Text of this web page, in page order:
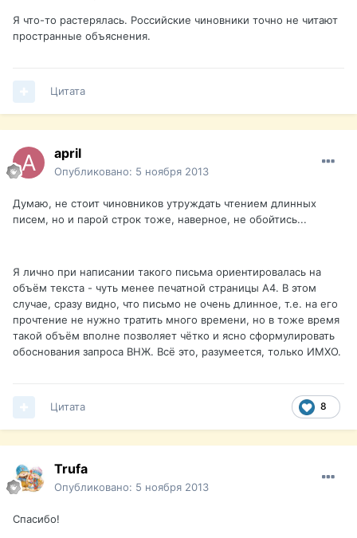
Я что-то растерялась. Российские чиновники точно не читают
пространные объяснения.
Цитата
april
Опубликовано: 5 ноября 2013
Думаю, не стоит чиновников утруждать чтением длинных
писем, но и парой строк тоже, наверное, не обойтись...
Я лично при написании такого письма ориентировалась на
объём текста - чуть менее печатной страницы А4. В этом
случае, сразу видно, что письмо не очень длинное, т.е. на его
прочтение не нужно тратить много времени, но в тоже время
такой объём вполне позволяет чётко и ясно сформулировать
обоснования запроса ВНЖ. Всё это, разумеется, только ИМХО.
8
Цитата
Trufa
Опубликовано: 5 ноября 2013
Спасибо!